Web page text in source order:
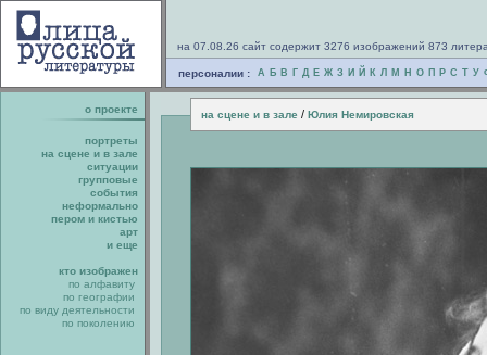
на 07.08.26 сайт содержит 3276 изображений 873
персоналии : А Б В Г Д Е Ж З И Й К Л М Н О П Р С Т У
о проекте на сцене и в зале / Юлия Немировская
портреты
на сцене и в зале
ситуации
групповые
события
неформально
пером и кистью
арт
и еще
кто изображен
по алфавиту
по географии
по виду деятельности
по поколению